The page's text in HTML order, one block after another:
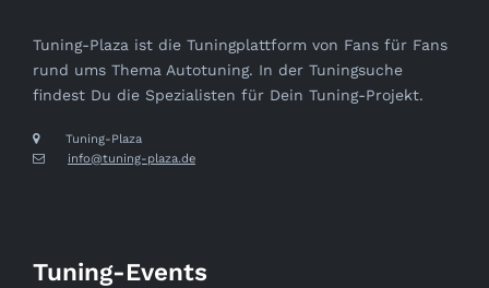
Tuning-Plaza ist die Tuningplattform von Fans für Fans
rund ums Thema Autotuning. In der Tuningsuche
findest Du die Spezialisten für Dein Tuning-Projekt.
Tuning-Plaza
info@tuning-plaza.de
Tuning-Events